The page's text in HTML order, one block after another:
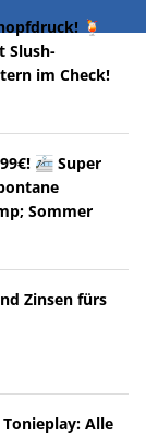
🍹
Slush-
im Check!
🚈 Super
Sommer
Zinsen fürs
Alle